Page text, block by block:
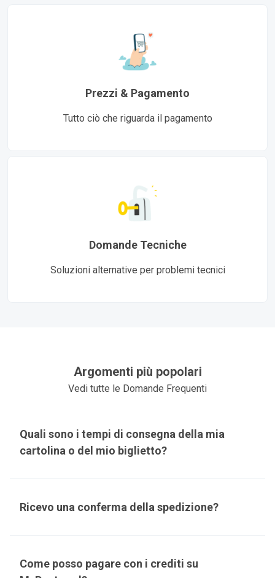
Prezzi & Pagamento
Tutto ciò che riguarda il pagamento
Domande Tecniche
Soluzioni alternative per problemi tecnici
Argomenti più popolari
Vedi tutte le Domande Frequenti
Quali sono i tempi di consegna della mia
cartolina o del mio biglietto?
Ricevo una conferma della spedizione?
Come posso pagare con i crediti su